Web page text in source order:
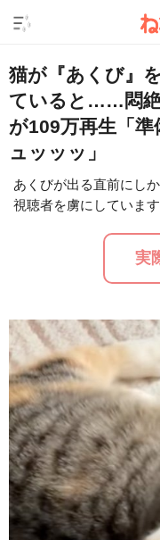
猫が『あくび』
ていると……悶絶
が109万再生「
ュッッッ」
U
/
L
a
:
.
8
7
あくびが出る直前にし
視聴者を虜にしています
実